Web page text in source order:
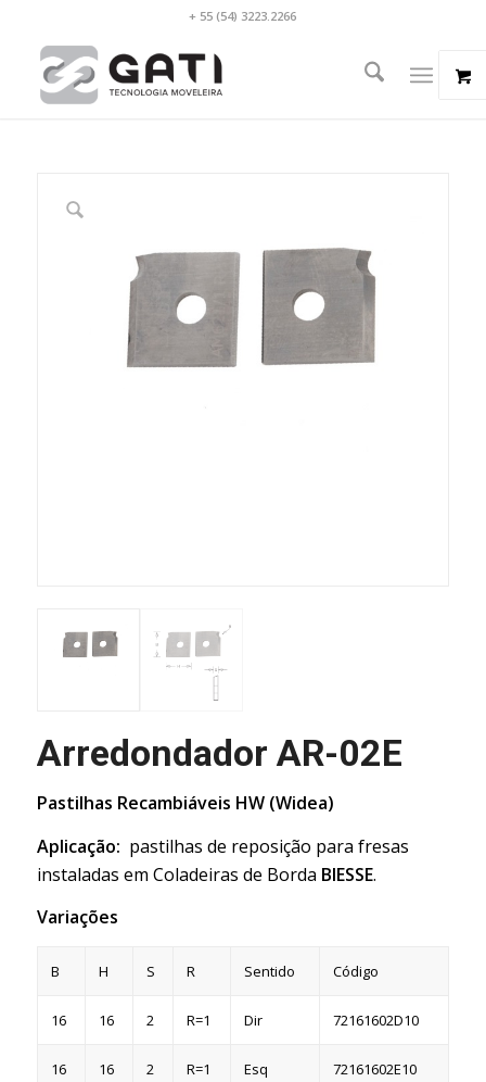
+ 55 (54) 3223.2266
Arredondador AR-02E
Pastilhas Recambiáveis HW (Widea)
Aplicação: pastilhas de reposição para fresas
instaladas em Coladeiras de Borda BIESSE.
Variações
B H S R Sentido Código
16 16 2 R=1 Dir 72161602D10
16 16 2 R=1 Esq 72161602E10